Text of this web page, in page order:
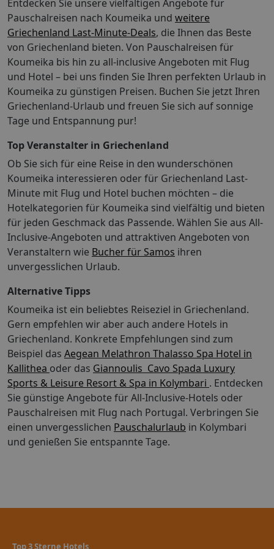
Die Kontaktinformationen finden Sie auf Ihrer
Buchungsbestätigung. Gebühren Das Hotel erhebt
beim Check-in/Check-out bzw. wenn die entsprechende
Leistung in Anspruch genommen wird, folgende
Gebühren und Kautionen: Gebühr für die Benutzung
der Klimaanlage: 5 EUR pro Tag Die oben aufgeführte
Liste enthält vielleicht nicht alle Informationen.
Gebühren und Kautionen enthalten eventuell keine
Steuern und können sich ändern. Obligatorische
Gebühren und Steuern Die folgenden Gebühren sind
1.50 EUR pro Unterkunft, pro Nacht Diese Liste enthält
alle Gebühren, die uns vom Hotel mitgeteilt wurden.
Die erhobenen Gebühren können sich allerdings je
nach Buchungszeitraum und Zimmerart ändern.
Gebühren: Das Hotel erhebt beim Check-in/Check-out
bzw. wenn die entsprechende Leistung in Anspruch
genommen wird, folgende Gebühren und Kautionen:
Gebühr für die Benutzung der Klimaanlage: 5 EUR pro
Tag Die oben aufgeführte Liste enthält vielleicht nicht
alle Informationen. Gebühren und Kautionen enthalten
eventuell keine Steuern und können sich ändern.
Plichtgebühren: Die folgenden Gebühren sind direkt in
der Unterkunft zu bezahlen: Tourismusgebühr: 1.50
EUR pro Unterkunft, pro Nacht Diese Liste enthält alle
Gebühren, die uns vom Hotel mitgeteilt wurden. Die
erhobenen Gebühren können sich allerdings je nach
Buchungszeitraum und Zimmerart ändern.
Hoteleinrichtungen: Freuen Sie sich in Ihrer Freizeit auf
Außenpool und WLAN-Internetzugang (kostenlos).
Einrichtungen für Geschäftsreisende: Vor Ort gibt es
Folgendes: Parken ohne Service (kostenlos).
Umgebung: Mandilada Villas in Samos ermöglicht es,
Strand von Balos einfach zu erreichen. Dieses
werden täglich sauber gemacht. Bettenwechsel:
Entdecken Sie unsere vielfältigen Angebote für
Pauschalreisen nach Koumeika und weitere
Griechenland Last-Minute-Deals, die Ihnen das Beste
von Griechenland bieten. Von Pauschalreisen für
Koumeika bis hin zu all-inclusive Angeboten mit Flug
und Hotel – bei uns finden Sie Ihren perfekten Urlaub in
Koumeika zu günstigen Preisen. Buchen Sie jetzt Ihren
Griechenland-Urlaub und freuen Sie sich auf sonnige
Tage und Entspannung pur!
Top Veranstalter in Griechenland
Ob Sie sich für eine Reise in den wunderschönen
Koumeika interessieren oder für Griechenland Last-
Minute mit Flug und Hotel buchen möchten – die
Hotelkategorien für Koumeika sind vielfältig und bieten
für jeden Geschmack das Passende. Wählen Sie aus All-
Inclusive-Angeboten und attraktiven Angeboten von
Veranstaltern wie Bucher für Samos ihren
unvergesslichen Urlaub.
Alternative Tipps
Koumeika ist ein beliebtes Reiseziel in Griechenland.
Gern empfehlen wir aber auch andere Hotels in
Griechenland. Konkrete Empfehlungen sind zum
Beispiel das Aegean Melathron Thalasso Spa Hotel in
Kallithea oder das Giannoulis  Cavo Spada Luxury
Sports & Leisure Resort & Spa in Kolymbari . Entdecken
Sie günstige Angebote für All-Inclusive-Hotels oder
Pauschalreisen mit Flug nach Portugal. Verbringen Sie
einen unvergesslichen Pauschalurlaub in Kolymbari
und genießen Sie entspannte Tage.
Top 3 Sterne Hotels